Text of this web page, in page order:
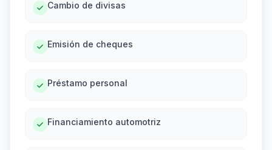
Cambio de divisas
Emisión de cheques
Préstamo personal
Financiamiento automotriz